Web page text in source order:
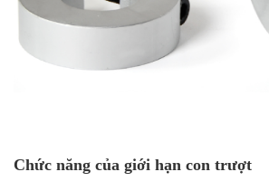
Chức năng của giới hạn con trượt